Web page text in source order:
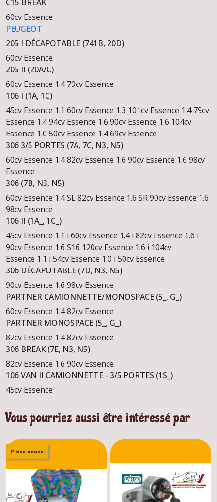
C15 BREAK
60cv Essence
PEUGEOT
205 I DÉCAPOTABLE (741B, 20D)
60cv Essence
205 II (20A/C)
60cv Essence 1.4 79cv Essence
106 I (1A, 1C)
45cv Essence 1.1 60cv Essence 1.3 101cv Essence 1.4 79cv
Essence 1.4 94cv Essence 1.6 90cv Essence 1.6 104cv
Essence 1.0 50cv Essence 1.4 69cv Essence
306 3/5 PORTES (7A, 7C, N3, N5)
60cv Essence 1.4 82cv Essence 1.6 90cv Essence 1.6 98cv
Essence
306 (7B, N3, N5)
60cv Essence 1.4 SL 82cv Essence 1.6 SR 90cv Essence 1.6
98cv Essence
106 II (1A_, 1C_)
45cv Essence 1.1 i 60cv Essence 1.4 i 82cv Essence 1.6 i
90cv Essence 1.6 S16 120cv Essence 1.6 i 104cv
Essence 1.1 i 54cv Essence 1.0 i 50cv Essence
306 DÉCAPOTABLE (7D, N3, N5)
90cv Essence 1.6 98cv Essence
PARTNER CAMIONNETTE/MONOSPACE (5_, G_)
60cv Essence 1.4 82cv Essence
PARTNER MONOSPACE (5_, G_)
82cv Essence 1.4 82cv Essence
306 BREAK (7E, N3, N5)
82cv Essence 1.6 90cv Essence
106 VAN II CAMIONNETTE - 3/5 PORTES (1S_)
45cv Essence
Vous pourriez aussi être intéressé par
Pièce neuve